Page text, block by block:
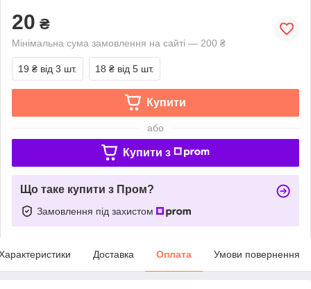
20 ₴
Мінімальна сума замовлення на сайті — 200 ₴
19 ₴ від 3 шт. 18 ₴ від 5 шт.
Купити
або
Купити з
Що таке купити з Пром?
Замовлення під захистом
Доставка Оплата Умови повернення